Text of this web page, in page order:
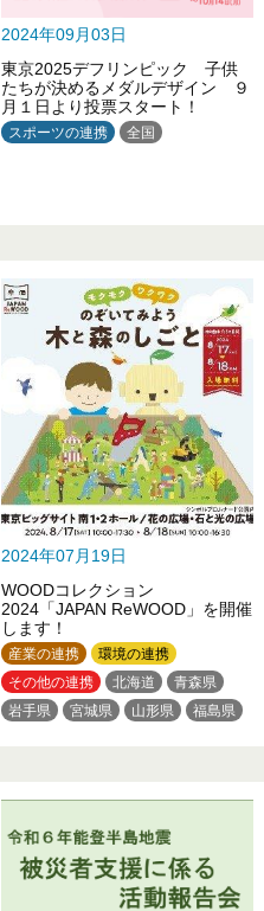
2024年09月03日
東京2025デフリンピック 子供
たちが決めるメダルデザイン ９
月１日より投票スタート！
スポーツの連携 全国
2024年07月19日
WOODコレクション
2024「JAPAN ReWOOD」を開催
します！
産業の連携
環境の連携
その他の連携
北海道
青森県
岩手県
宮城県 山形県
福島県
広島県
高知県 福岡県
宮崎県